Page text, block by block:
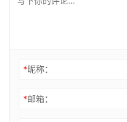
*昵称：
*邮箱：